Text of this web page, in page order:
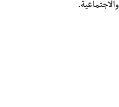
والاجتماعية.